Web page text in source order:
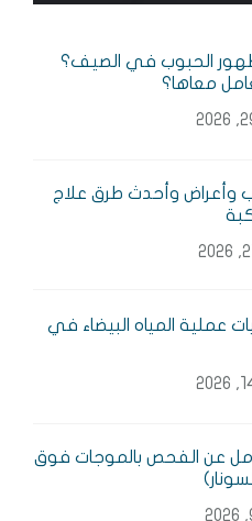
الحبوب في الصيف؟
معاها؟
وأعراض وأحدث طرق علاج
عملية المياه البيضاء في
عن الفحص بالموجات فوق